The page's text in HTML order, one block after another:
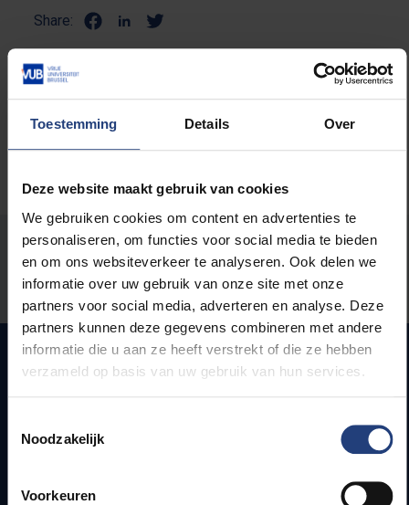
Toestemming Details Over
Deze website maakt gebruik van cookies
We gebruiken cookies om content en advertenties te
personaliseren, om functies voor social media te bieden
en om ons websiteverkeer te analyseren. Ook delen we
informatie over uw gebruik van onze site met onze
partners voor social media, adverteren en analyse. Deze
partners kunnen deze gegevens combineren met andere
informatie die u aan ze heeft verstrekt of die ze hebben
verzameld op basis van uw gebruik van hun services.
Noodzakelijk
Voorkeuren
Share:
NULL
Stond er een fout op deze pagina?
Laat het ons weten
Webmail